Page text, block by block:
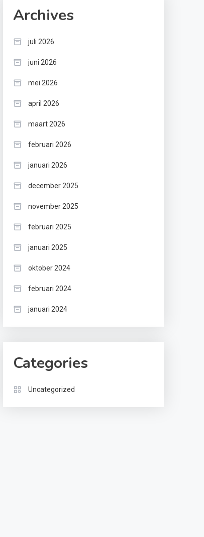
Archives
juli 2026
juni 2026
mei 2026
april 2026
maart 2026
februari 2026
januari 2026
december 2025
november 2025
februari 2025
januari 2025
oktober 2024
februari 2024
januari 2024
Categories
Uncategorized